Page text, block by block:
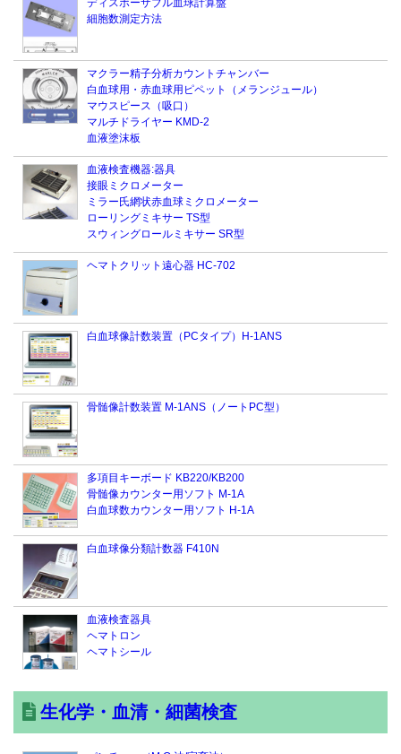
ディスポーザブル血球計算盤
細胞数測定方法
マクラー精子分析カウントチャンバー
白血球用・赤血球用ピペット（メランジュール）
マウスピース（吸口）
マルチドライヤー KMD-2
血液塗沫板
血液検査機器:器具
接眼ミクロメーター
ミラー氏網状赤血球ミクロメーター
ローリングミキサー TS型
スウィングロールミキサー SR型
ヘマトクリット遠心器 HC-702
白血球像計数装置（PCタイプ）H-1ANS
骨髄像計数装置 M-1ANS（ノートPC型）
多項目キーボード KB220/KB200
骨髄像カウンター用ソフト M-1A
白血球数カウンター用ソフト H-1A
白血球像分類計数器 F410N
血液検査器具
ヘマトロン
ヘマトシール
生化学・血清・細菌検査